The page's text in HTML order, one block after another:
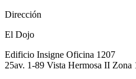
Dirección
El Dojo
Edificio Insigne Oficina 1207
25av. 1-89 Vista Hermosa II Zona